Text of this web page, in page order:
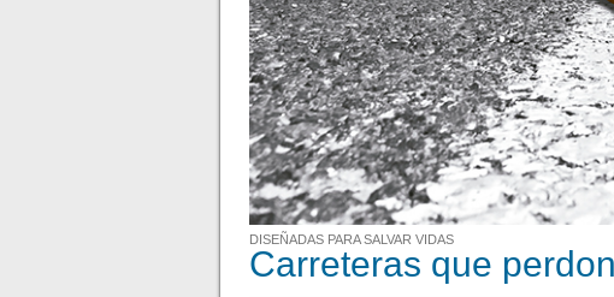
DISEÑADAS PARA SALVAR VIDAS
Carreteras que